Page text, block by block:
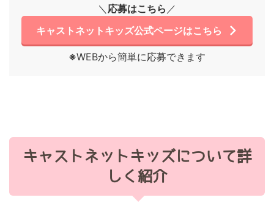
＼ 応募はこちら ／
キャストネットキッズ公式ページはこちら
※WEBから簡単に応募できます
キャストネットキッズについて詳
しく紹介